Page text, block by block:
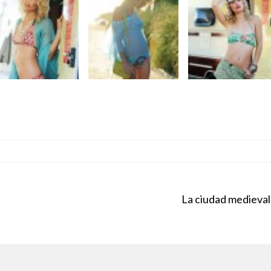
La ciudad medieval